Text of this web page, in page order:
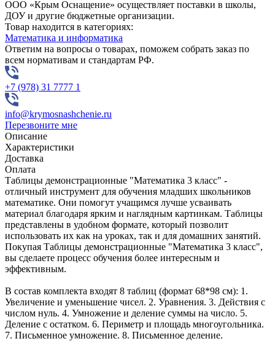
ООО «Крым Оснащение» осуществляет поставки в школы,
ДОУ и другие бюджетные организации.
Товар находится в категориях:
Математика и информатика
Ответим на вопросы о товарах, поможем собрать заказ по
всем нормативам и стандартам РФ.
+7 (978) 31 7777 1
info@krymosnashchenie.ru
Перезвоните мне
Описание
Характеристики
Доставка
Оплата
Таблицы демонстрационные "Математика 3 класс" -
отличный инструмент для обучения младших школьников
математике. Они помогут учащимся лучше усваивать
материал благодаря ярким и наглядным картинкам. Таблицы
представлены в удобном формате, который позволит
использовать их как на уроках, так и для домашних занятий.
Покупая Таблицы демонстрационные "Математика 3 класс",
вы сделаете процесс обучения более интересным и
эффективным.
В состав комплекта входят 8 таблиц (формат 68*98 см): 1.
Увеличение и уменьшение чисел. 2. Уравнения. 3. Действия с
числом нуль. 4. Умножение и деление суммы на число. 5.
Деление с остатком. 6. Периметр и площадь многоугольника.
7. Письменное умножение. 8. Письменное деление.